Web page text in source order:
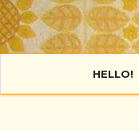
HELLO!